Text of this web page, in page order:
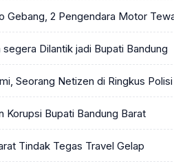
Gebang, 2 Pengendara Motor
Dilantik jadi Bupati Bandung
Seorang Netizen di Ringkus Polisi
Korupsi Bupati Bandung Barat
Tindak Tegas Travel Gelap